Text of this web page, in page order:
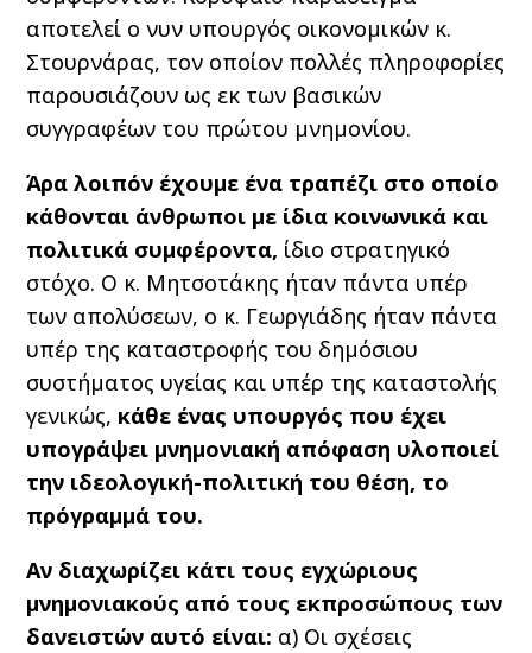
αποτελεί ο νυν υπουργός οικονομικών κ.
Στουρνάρας, τον οποίον πολλές πληροφορίες
παρουσιάζουν ως εκ των βασικών
συγγραφέων του πρώτου μνημονίου.
Άρα λοιπόν έχουμε ένα τραπέζι στο οποίο
κάθονται άνθρωποι με ίδια κοινωνικά και
πολιτικά συμφέροντα, ίδιο στρατηγικό
στόχο. Ο κ. Μητσοτάκης ήταν πάντα υπέρ
των απολύσεων, ο κ. Γεωργιάδης ήταν πάντα
υπέρ της καταστροφής του δημόσιου
συστήματος υγείας και υπέρ της καταστολής
γενικώς, κάθε ένας υπουργός που έχει
υπογράψει μνημονιακή απόφαση υλοποιεί
την ιδεολογική-πολιτική του θέση, το
πρόγραμμά του.
Αν διαχωρίζει κάτι τους εγχώριους
μνημονιακούς από τους εκπροσώπους των
δανειστών αυτό είναι: α) Οι σχέσεις